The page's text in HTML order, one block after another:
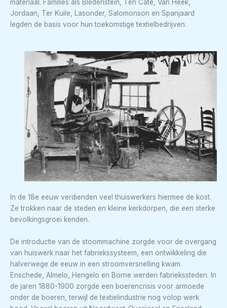
materiaal. Families als Bledenstein, Ten Cate, Van Heek,
Jordaan, Ter Kuile, Lasonder, Salomonson en Spanjaard
legden de basis voor hun toekomstige textielbedrijven.
In de 18e eeuw verdienden veel thuiswerkers hiermee de kost.
Ze trokken naar de steden en kleine kerkdorpen, die een sterke
bevolkingsgroei kenden.
De introductie van de stoommachine zorgde voor de overgang
van huiswerk naar het fabriekssysteem, een ontwikkeling die
halverwege de eeuw in een stroomversnelling kwam.
Enschede, Almelo, Hengelo en Borne werden fabriekssteden. In
de jaren 1880-1900 zorgde een boerencrisis voor armoede
onder de boeren, terwijl de textielindustrie nog volop werk